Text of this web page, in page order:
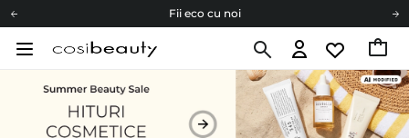
Fii eco cu noi